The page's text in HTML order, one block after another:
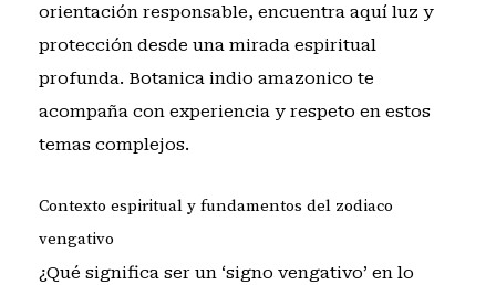
orientación responsable, encuentra aquí luz y
protección desde una mirada espiritual
profunda. Botanica indio amazonico te
acompaña con experiencia y respeto en estos
temas complejos.
Contexto espiritual y fundamentos del zodiaco
vengativo
¿Qué significa ser un ‘signo vengativo’ en lo